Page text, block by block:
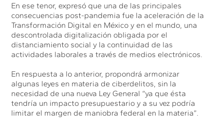
En ese tenor, expresó que una de las principales
consecuencias post-pandemia fue la aceleración de la
Transformación Digital en México y en el mundo, una
descontrolada digitalización obligada por el
distanciamiento social y la continuidad de las
actividades laborales a través de medios electrónicos.
En respuesta a lo anterior, propondrá armonizar
algunas leyes en materia de ciberdelitos, sin la
necesidad de una nueva Ley General “ya que ésta
tendría un impacto presupuestario y a su vez podría
limitar el margen de maniobra federal en la materia”.